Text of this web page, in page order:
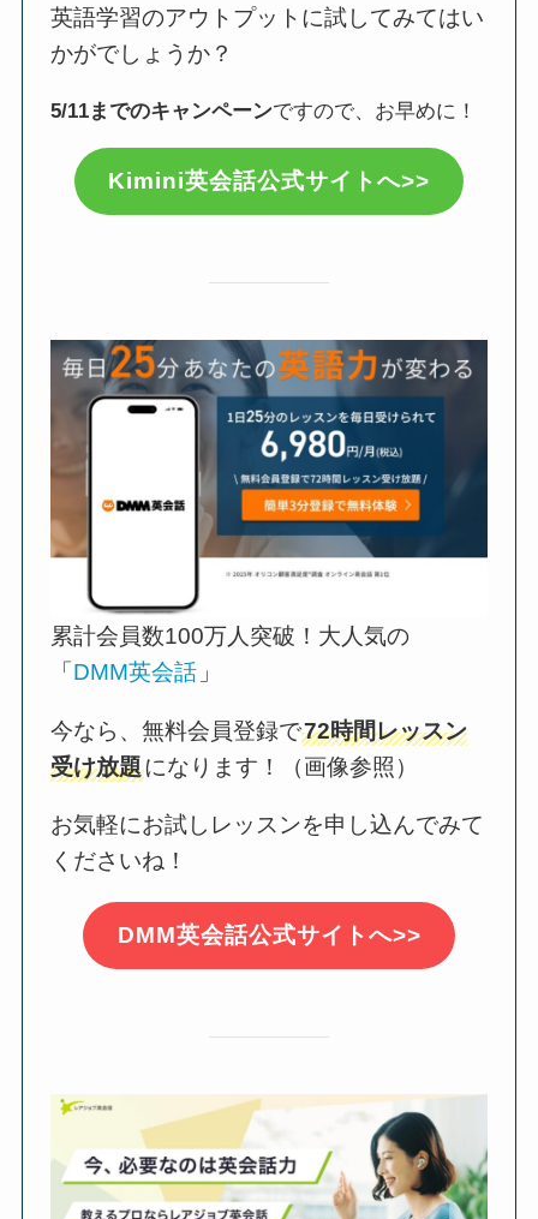
英語学習のアウトプットに試してみてはい
かがでしょうか？
5/11までのキャンペーンですので、お早めに！
Kimini英会話公式サイトへ>>
累計会員数100万人突破！大人気の
「DMM英会話 」
今なら、無料会員登録で72時間レッスン
受け放題になります！（画像参照）
お気軽にお試しレッスンを申し込んでみて
くださいね！
DMM英会話公式サイトへ>>